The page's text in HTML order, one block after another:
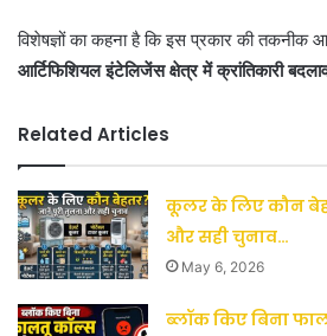
विशेषज्ञों का कहना है कि इस प्रकार की तकनीक
आर्टिफिशियल इंटेलिजेंस क्षेत्र में क्रांतिकारी
Related Articles
कूलर के लिए कौन
और सही चुनाव…
May 6, 2026
ब्लॉक किए बिना